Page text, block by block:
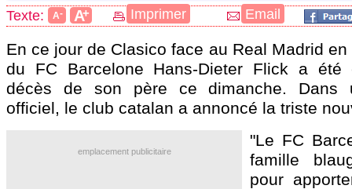
Texte: A- A+ Imprimer Email
En ce jour de Clasico face au Real Madrid
du FC Barcelone Hans-Dieter Flick a été
décès de son père ce dimanche. Dans
officiel, le club catalan a annoncé la triste
emplacement publicitaire
"Le FC
famille
pour